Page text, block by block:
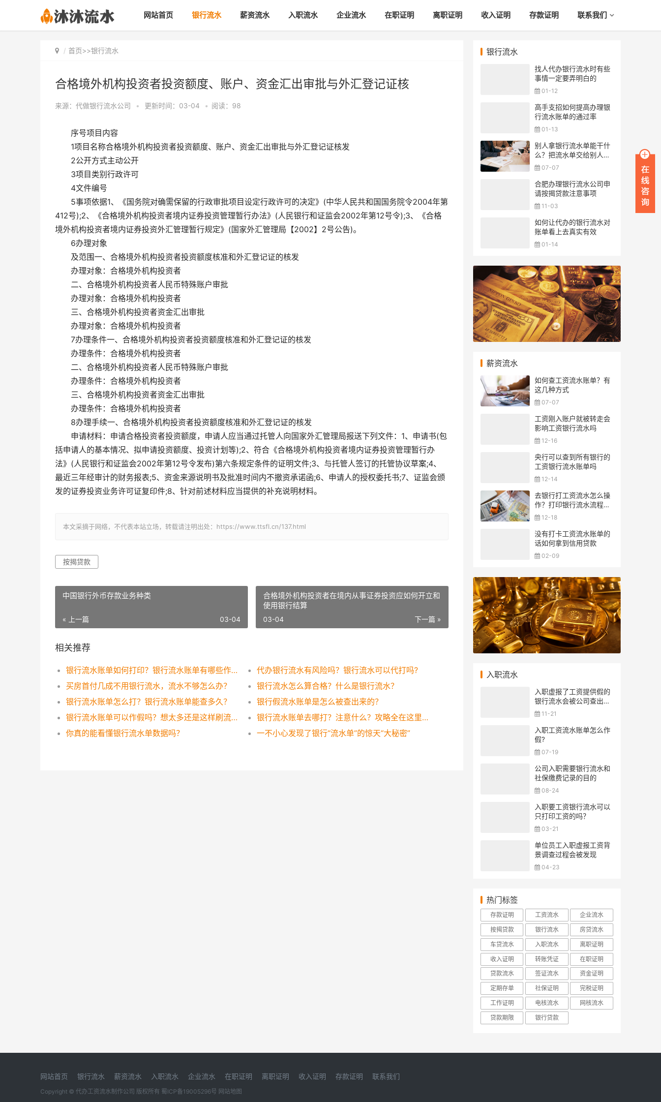
网站首页 银行流水 薪资流水 入职流水 企业流水 在职证明 离职证明 收入证明 存款证明 联系我们
首页>>银行流水
合格境外机构投资者投资额度、账户、资金汇出审批与外汇登记证核
来源：代做银行流水公司 • 更新时间：03-04 • 阅读：98
序号项目内容
1项目名称合格境外机构投资者投资额度、账户、资金汇出审批与外汇登记证核发
2公开方式主动公开
3项目类别行政许可
4文件编号
5事项依据1、《国务院对确需保留的行政审批项目设定行政许可的决定》(中华人民共和国国务院令2004年第
412号);2、《合格境外机构投资者境内证券投资管理暂行办法》(人民银行和证监会2002年第12号令);3、《合格
境外机构投资者境内证券投资外汇管理暂行规定》(国家外汇管理局【2002】2号公告)。
6办理对象
及范围一、合格境外机构投资者投资额度核准和外汇登记证的核发
办理对象：合格境外机构投资者
二、合格境外机构投资者人民币特殊账户审批
办理对象：合格境外机构投资者
三、合格境外机构投资者资金汇出审批
办理对象：合格境外机构投资者
7办理条件一、合格境外机构投资者投资额度核准和外汇登记证的核发
办理条件：合格境外机构投资者
二、合格境外机构投资者人民币特殊账户审批
办理条件：合格境外机构投资者
三、合格境外机构投资者资金汇出审批
办理条件：合格境外机构投资者
8办理手续一、合格境外机构投资者投资额度核准和外汇登记证的核发
申请材料：申请合格投资者投资额度，申请人应当通过托管人向国家外汇管理局报送下列文件：1、申请书(包
括申请人的基本情况、拟申请投资额度、投资计划等);2、符合《合格境外机构投资者境内证券投资管理暂行办
法》(人民银行和证监会2002年第12号令发布)第六条规定条件的证明文件;3、与托管人签订的托管协议草案;4、
最近三年经审计的财务报表;5、资金来源说明书及批准时间内不撤资承诺函;6、申请人的授权委托书;7、证监会颁
发的证券投资业务许可证复印件;8、针对前述材料应当提供的补充说明材料。
本文采摘于网络，不代表本站立场，转载请注明出处：https://www.ttsfl.cn/137.html
按揭贷款
中国银行外币存款业务种类
« 上一篇 03-04
合格境外机构投资者在境内从事证券投资应如何开立和
使用银行结算
下一篇 »
03-04
相关推荐
银行流水账单如何打印？银行流水账单有哪些作用？
代办银行流水有风险吗？银行流水可以代打吗?
买房首付几成不用银行流水，流水不够怎么办？
银行流水怎么算合格？什么是银行流水？
银行流水账单怎么打？银行流水账单能查多久？
银行假流水账单是怎么被查出来的？
银行流水账单可以作假吗？想太多还是这样刷流水才有效！
银行流水账单去哪打？注意什么？攻略全在这里，一看便知！
你真的能看懂银行流水单数据吗？
一不小心发现了银行“流水单”的惊天“大秘密”
银行流水
找人代办银行流水时有些
事情一定要弄明白的
01-12
高手支招如何提高办理银
行流水账单的通过率
01-13
别人拿银行流水单能干什
么？把流水单交给别人安
全吗？
07-07
合肥办理银行流水公司申
请按揭贷款注意事项
11-03
如何让代办的银行流水对
账单看上去真实有效
01-14
薪资流水
如何查工资流水账单？有
这几种方式
07-07
工资刚入账户就被转走会
影响工资银行流水吗
12-16
央行可以查到所有银行的
工资银行流水账单吗
12-14
去银行打工资流水怎么操
作？打印银行流水流程一
览 12-18
没有打卡工资流水账单的
话如何拿到信用贷款
02-09
入职流水
入职虚报了工资提供假的
银行流水会被公司查出来
吗？11-21
入职工资流水账单怎么作
假?
07-19
公司入职需要银行流水和
社保缴费记录的目的
08-24
入职要工资银行流水可以
只打印工资的吗？
03-21
单位员工入职虚报工资背
景调查过程会被发现
04-23
热门标签
存款证明 工资流水
企业流水
按揭贷款
银行流水
房贷流水
车贷流水
入职流水
离职证明
收入证明
转账凭证
在职证明
贷款流水
签证流水
资金证明
定期存单
社保证明
完税证明
工作证明
电核流水
网核流水
贷款期限
银行贷款
网站首页 银行流水 薪资流水 入职流水 企业流水 在职证明 离职证明 收入证明 存款证明 联系我们
Copyright © 代办工资流水制作公司 版权所有 蜀ICP备19005296号 网站地图